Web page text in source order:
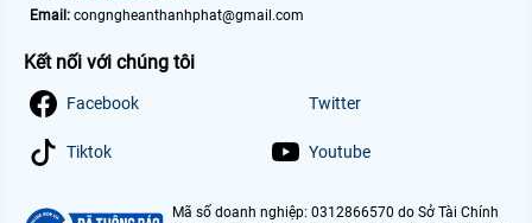
Email: congngheanthanhphat@gmail.com
Kết nối với chúng tôi
Facebook Twitter
Tiktok Youtube
Mã số doanh nghiệp: 0312866570 do Sở Tài Chính